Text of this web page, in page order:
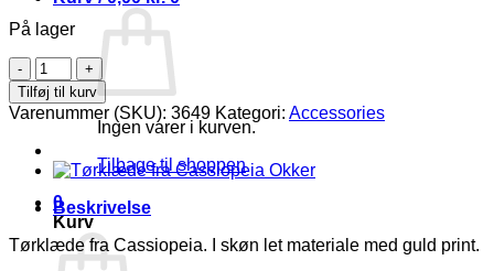
Ingen varer i kurven.
Tilbage til shoppen
0
Kurv
På lager
Tørklæde
fra
Cassiopeia
Sort
m/guld
print
Vejl.
149,95
antal
Tilføj til kurv
Varenummer (SKU): 3649 Kategori: Accessories
Beskrivelse
Tørklæde fra Cassiopeia. I skøn let materiale med guld print.